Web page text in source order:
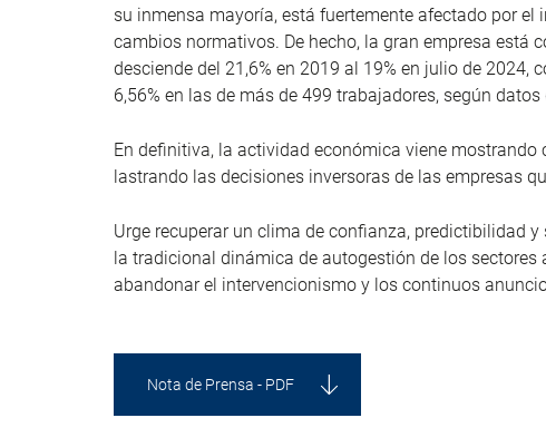
su inmensa mayoría, está fuertemente afectado por
cambios normativos. De hecho, la gran empresa está
desciende del 21,6% en 2019 al 19% en julio de
6,56% en las de más de 499 trabajadores, según
En definitiva, la actividad económica viene
lastrando las decisiones inversoras de las empresas
Urge recuperar un clima de confianza, predictibilidad
la tradicional dinámica de autogestión de los
abandonar el intervencionismo y los continuos
Nota de Prensa - PDF